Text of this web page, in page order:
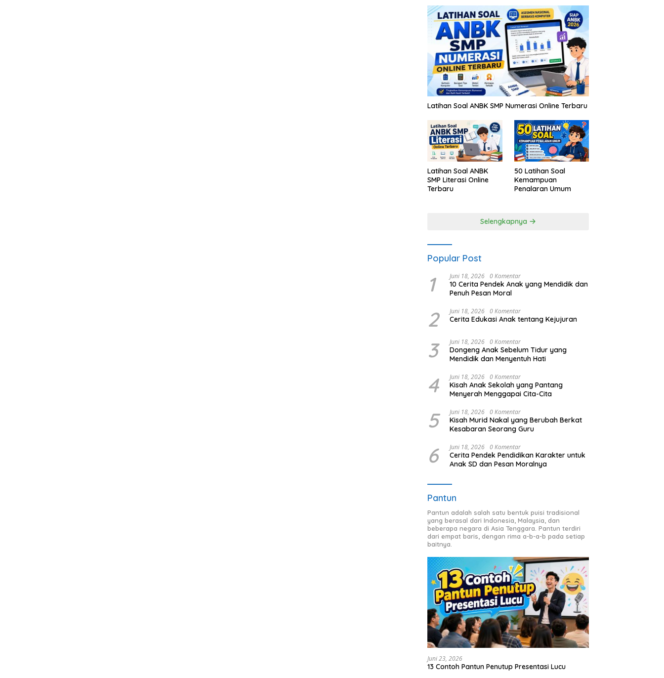
Latihan Soal ANBK SMP Numerasi Online Terbaru
Latihan Soal ANBK
SMP Literasi Online
Terbaru
50 Latihan Soal
Kemampuan
Penalaran Umum
Selengkapnya
Popular Post
1 Juni 18, 2026 0 Komentar
10 Cerita Pendek Anak yang Mendidik dan
Penuh Pesan Moral
2 Juni 18, 2026 0 Komentar
Cerita Edukasi Anak tentang Kejujuran
3 Juni 18, 2026 0 Komentar
Dongeng Anak Sebelum Tidur yang
Mendidik dan Menyentuh Hati
4 Juni 18, 2026 0 Komentar
Kisah Anak Sekolah yang Pantang
Menyerah Menggapai Cita-Cita
5 Juni 18, 2026 0 Komentar
Kisah Murid Nakal yang Berubah Berkat
Kesabaran Seorang Guru
6 Juni 18, 2026 0 Komentar
Cerita Pendek Pendidikan Karakter untuk
Anak SD dan Pesan Moralnya
Pantun
Pantun adalah salah satu bentuk puisi tradisional
yang berasal dari Indonesia, Malaysia, dan
beberapa negara di Asia Tenggara. Pantun terdiri
dari empat baris, dengan rima a-b-a-b pada setiap
baitnya.
Juni 23, 2026
13 Contoh Pantun Penutup Presentasi Lucu